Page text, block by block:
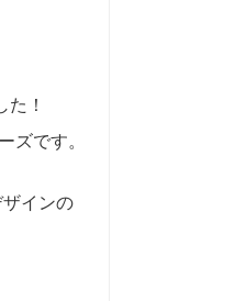
！
です。
インの